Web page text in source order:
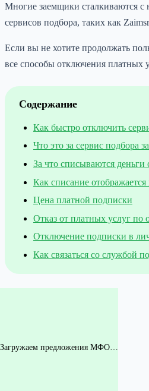
Многие заемщики сталкиваются с
сервисов подбора, таких как
Если вы не хотите продолжать
все способы отключения платных
Содержание
Как быстро отключить
Что это за сервис подбора
За что списываются деньги
Как списание
Цена платной подписки
Отказ от платных услуг по
Отключение подписки в
Как связаться со службой
Загружаем предложения МФО…